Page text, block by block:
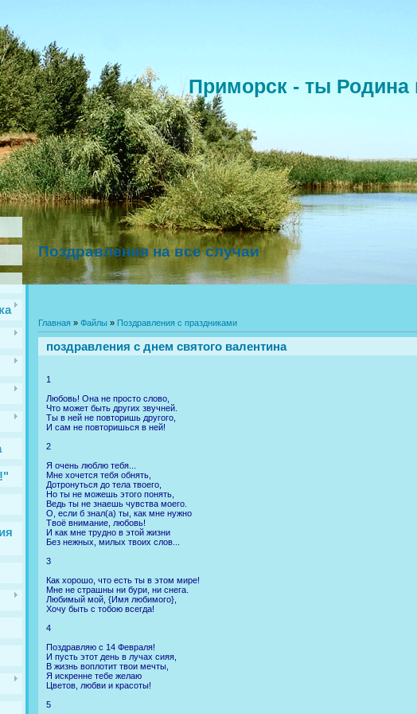
Приморск - ты Родина
Поздравления на все случаи
Главная » Файлы » Поздравления с праздниками
поздравления с днем святого валентина
1
Любовь! Она не просто слово,
Что может быть других звучней.
Ты в ней не повторишь другого,
И сам не повторишься в ней!
2
Я очень люблю тебя...
Мне хочется тебя обнять,
Дотронуться до тела твоего,
Но ты не можешь этого понять,
Ведь ты не знаешь чувства моего.
О, если б знал(а) ты, как мне нужно
Твоё внимание, любовь!
И как мне трудно в этой жизни
Без нежных, милых твоих слов...
3
Как хорошо, что есть ты в этом мире!
Мне не страшны ни бури, ни снега.
Любимый мой, {Имя любимого},
Хочу быть с тобою всегда!
4
Поздравляю с 14 Февраля!
И пусть этот день в лучах сияя,
В жизнь воплотит твои мечты,
Я искренне тебе желаю
Цветов, любви и красоты!
5